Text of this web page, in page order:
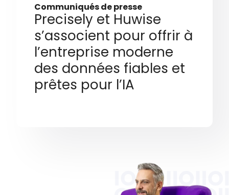
Communiqués de presse
Precisely et Huwise
s’associent pour offrir à
l’entreprise moderne
des données fiables et
prêtes pour l’IA